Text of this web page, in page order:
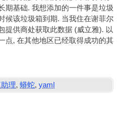
期基础. 我想添加的一件事是垃圾
候该垃圾箱到期. 当我住在谢菲尔
提供商处获取此数据 (威立雅). 以
点, 在其他地区已经取得成功的其
理,蟒蛇,yaml